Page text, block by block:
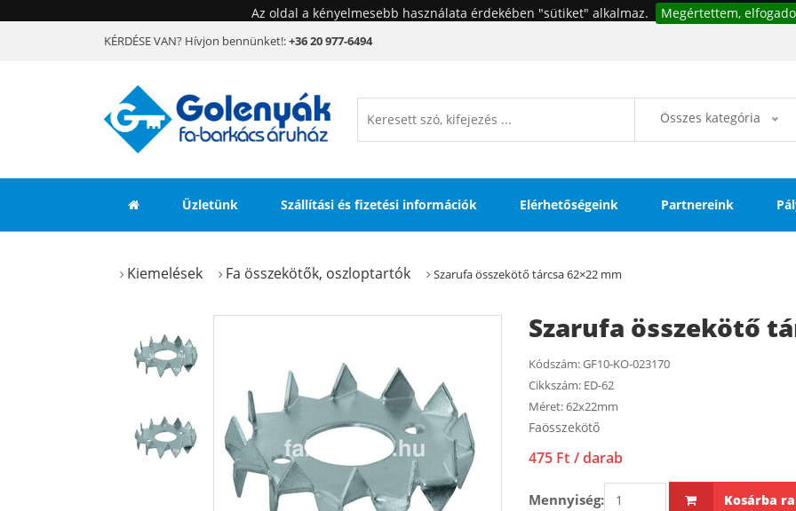
Az oldal a kényelmesebb használata érdekében "sütiket" alkalmaz. Megértettem,
KÉRDÉSE VAN? Hívjon bennünket!:+36 20 977-6494
Összes kategória
Üzletünk Szállítási és fizetési információk Elérhetőségeink Partnereink
Kiemelések Fa összekötők, oszloptartók Szarufa összekötő tárcsa 62×22 mm
Szarufa összekötő
Kódszám:GF10-KO-023170
Cikkszám: ED-62
Méret:62x22mm
Faösszekötő
475 Ft / darab
Mennyiség: Kosárba